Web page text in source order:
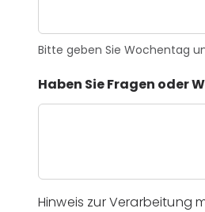
Bitte geben Sie Wochentag
Haben Sie Fragen oder
Hinweis zur Verarbeitung